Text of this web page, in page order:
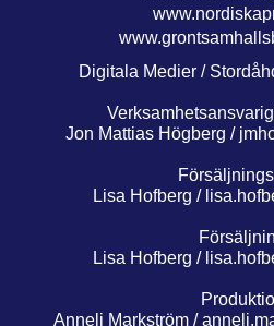
Digitala Medier /
Jon Mattias Högberg /
Lisa Hofberg /
Lisa Hofberg /
Anneli Markström /